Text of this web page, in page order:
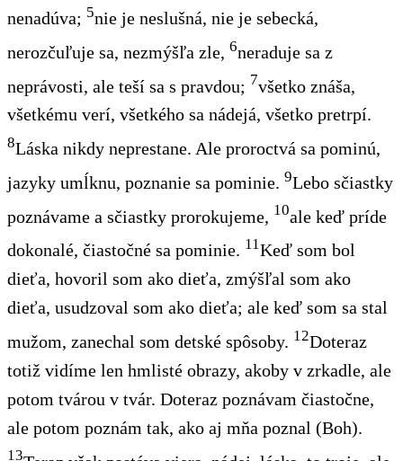
nenadúva; 5nie je neslušná, nie je sebecká,
nerozčuľuje sa, nezmýšľa zle, 6neraduje sa z
neprávosti, ale teší sa s pravdou; 7všetko znáša,
všetkému verí, všetkého sa nádejá, všetko pretrpí.
8Láska nikdy neprestane. Ale proroctvá sa pominú,
jazyky umĺknu, poznanie sa pominie. 9Lebo sčiastky
poznávame a sčiastky prorokujeme, 10ale keď príde
dokonalé, čiastočné sa pominie. 11Keď som bol
dieťa, hovoril som ako dieťa, zmýšľal som ako
dieťa, usudzoval som ako dieťa; ale keď som sa stal
mužom, zanechal som detské spôsoby. 12Doteraz
totiž vidíme len hmlisté obrazy, akoby v zrkadle, ale
potom tvárou v tvár. Doteraz poznávam čiastočne,
ale potom poznám tak, ako aj mňa poznal (Boh).
13